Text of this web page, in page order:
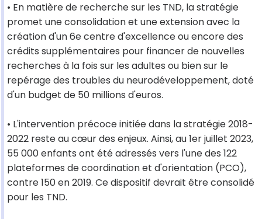
• En matière de recherche sur les TND, la stratégie
promet une consolidation et une extension avec la
création d'un 6e centre d'excellence ou encore des
crédits supplémentaires pour financer de nouvelles
recherches à la fois sur les adultes ou bien sur le
repérage des troubles du neurodéveloppement, doté
d'un budget de 50 millions d'euros.
• L'intervention précoce initiée dans la stratégie 2018-
2022 reste au cœur des enjeux. Ainsi, au 1er juillet 2023,
55 000 enfants ont été adressés vers l'une des 122
plateformes de coordination et d'orientation (PCO),
contre 150 en 2019. Ce dispositif devrait être consolidé
pour les TND.